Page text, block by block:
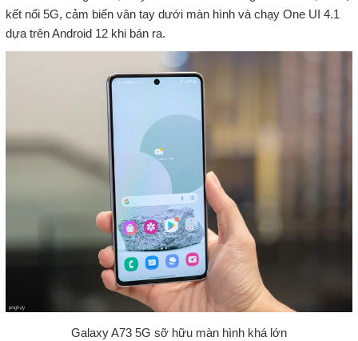
kết nối 5G, cảm biến vân tay dưới màn hình và chạy One UI 4.1
dựa trên Android 12 khi bán ra.
Galaxy A73 5G sỡ hữu màn hình khá lớn